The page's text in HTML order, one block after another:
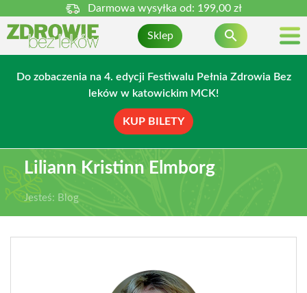
Darmowa wysyłka od: 199,00 zł
Sklep 
Do zobaczenia na 4. edycji Festiwalu Pełnia Zdrowia Bez
leków w katowickim MCK!
KUP BILETY
Liliann Kristinn Elmborg
Jesteś: Blog